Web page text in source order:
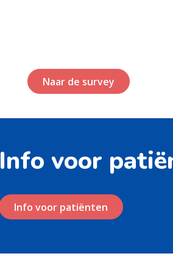
Naar de survey
Info voor
Info voor patiënten